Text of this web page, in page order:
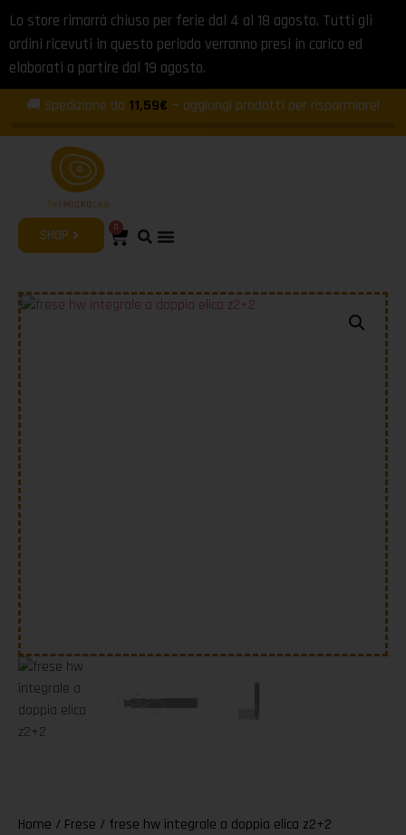
Lo store rimarrà chiuso per ferie dal 4 al 18 agosto. Tutti gli
ordini ricevuti in questo periodo verranno presi in carico ed
elaborati a partire dal 19 agosto.
🚚 Spedizione da 11,59€ — aggiungi prodotti per risparmiare!
SHOP 0
Home / Frese / frese hw integrale a doppia elica z2+2